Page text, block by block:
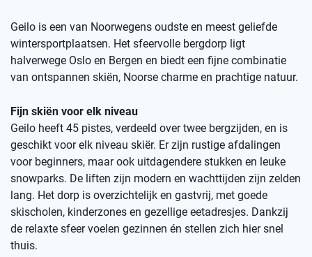
Geilo is een van Noorwegens oudste en meest geliefde
wintersportplaatsen. Het sfeervolle bergdorp ligt
halverwege Oslo en Bergen en biedt een fijne combinatie
van ontspannen skiën, Noorse charme en prachtige natuur.
Fijn skiën voor elk niveau
Geilo heeft 45 pistes, verdeeld over twee bergzijden, en is
geschikt voor elk niveau skiër. Er zijn rustige afdalingen
voor beginners, maar ook uitdagendere stukken en leuke
snowparks. De liften zijn modern en wachttijden zijn zelden
lang. Het dorp is overzichtelijk en gastvrij, met goede
skischolen, kinderzones en gezellige eetadresjes. Dankzij
de relaxte sfeer voelen gezinnen én stellen zich hier snel
thuis.